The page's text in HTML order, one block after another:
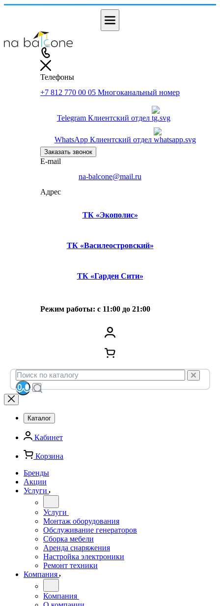
Телефоны
+7 812 770 00 05 Многоканальный номер
Telegram Клиентский отдел
WhatsApp Клиентский отдел
Заказать звонок
E-mail
na-balcone@mail.ru
Адрес
ТК «Экополис»
ТК «Василеостровский»
ТК «Гарден Сити»
Режим работы: с 11:00 до 21:00
Каталог
Кабинет
Корзина
Бренды
Акции
Услуги
Услуги
Монтаж оборудования
Обслуживание генераторов
Сборка мебели
Аренда снаряжения
Настройка электроники
Ремонт техники
Компания
Компания